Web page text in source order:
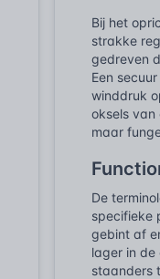
Bij het
strakke
gedreven
Een
winddruk
oksels
maar
De
specifieke
gebint af
lager in
staanders